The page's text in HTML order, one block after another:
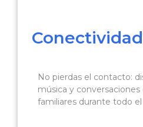
Conectividad
No pierdas el contacto:
música y
familiares durante todo el